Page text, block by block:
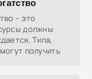
– это
должны
Типа,
получить